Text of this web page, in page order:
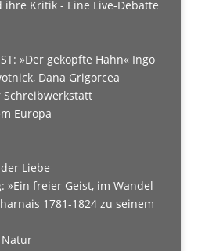
Kritik - Eine Live-Debatte
»Der geköpfte Hahn« Ingo
Dana Grigorcea
Schreibwerkstatt
Europa
Liebe
»Ein freier Geist, im Wandel
1781-1824 zu seinem